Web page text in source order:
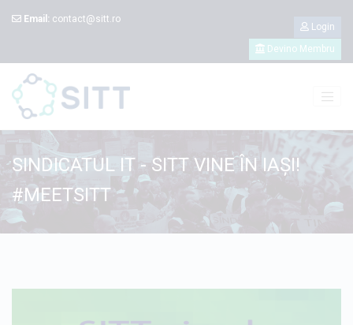
Email: contact@sitt.ro
Login
Devino Membru
SINDICATUL IT - SITT VINE ÎN IAȘI!
#MEETSITT